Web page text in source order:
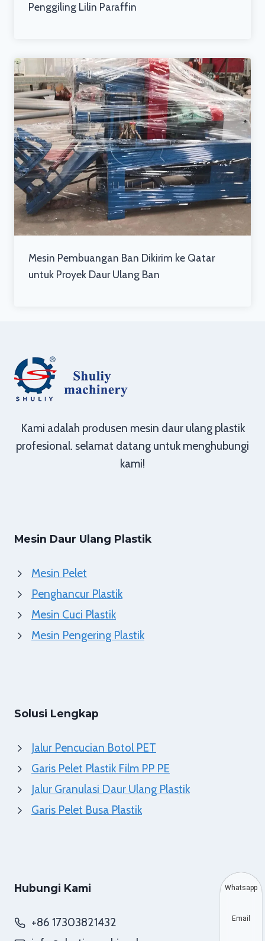
Penggiling Lilin Paraffin
Mesin Pembuangan Ban Dikirim ke Qatar
untuk Proyek Daur Ulang Ban
Kami adalah produsen mesin daur ulang plastik
profesional. selamat datang untuk menghubungi
kami!
Mesin Daur Ulang Plastik
Mesin Pelet
Penghancur Plastik
Mesin Cuci Plastik
Mesin Pengering Plastik
Solusi Lengkap
Jalur Pencucian Botol PET
Garis Pelet Plastik Film PP PE
Jalur Granulasi Daur Ulang Plastik
Garis Pelet Busa Plastik
Hubungi Kami
+86 17303821432
Whatsapp
Email